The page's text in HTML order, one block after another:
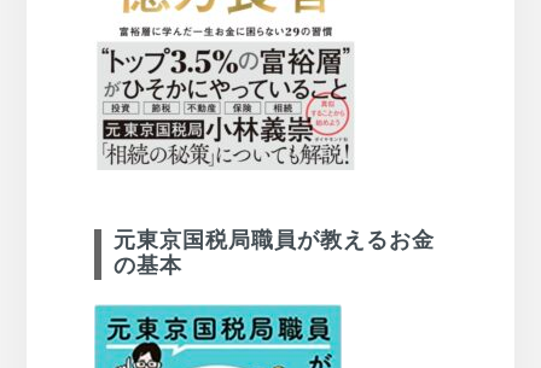
元東京国税局職員が教えるお金
の基本